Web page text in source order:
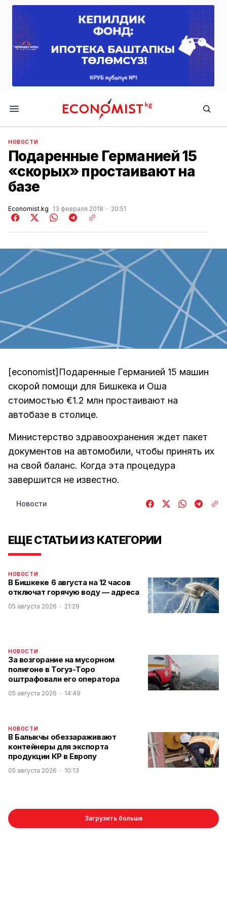
Economist.kg
НОВОСТИ
Подаренные Германией 15
«скорых» простаивают на
базе
Economist.kg 13 февраля 2018 20:51
[economist]Подаренные Германией 15 машин
скорой помощи для Бишкека и Оша
стоимостью €1.2 млн простаивают на
автобазе в столице.
Министерство здравоохранения ждет пакет
документов на автомобили, чтобы принять их
на свой баланс. Когда эта процедура
завершится не известно.
Новости
ЕЩЕ СТАТЬИ ИЗ КАТЕГОРИИ
НОВОСТИ
В Бишкеке 6 августа на 12 часов
отключат горячую воду — адреса
05 августа 2026 21:29
НОВОСТИ
За возгорание на мусорном
полигоне в Тогуз-Торо
оштрафовали его оператора
05 августа 2026 14:49
НОВОСТИ
В Балыкчы обеззараживают
контейнеры для экспорта
продукции КР в Европу
05 августа 2026 10:13
Загрузить больше